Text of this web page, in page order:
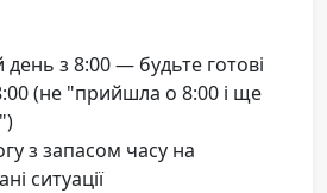
з 8:00 — будьте готові
(не "прийшла о 8:00 і ще
з запасом часу на
ситуації